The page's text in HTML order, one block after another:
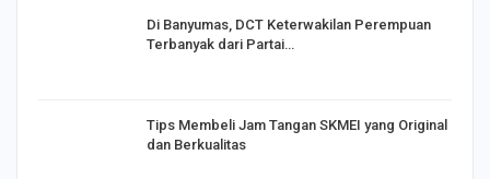
Di Banyumas, DCT Keterwakilan Perempuan
Terbanyak dari Partai…
Tips Membeli Jam Tangan SKMEI yang Original
dan Berkualitas